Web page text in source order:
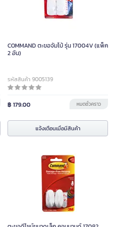
COMMAND ตะขอจัมโบ้ รุ่น 17004V (แพ็ค
2 อัน)
รหัสสินค้า 9005139
฿ 179.00 หมดชั่วคราว
แจ้งเตือนเมื่อมีสินค้า